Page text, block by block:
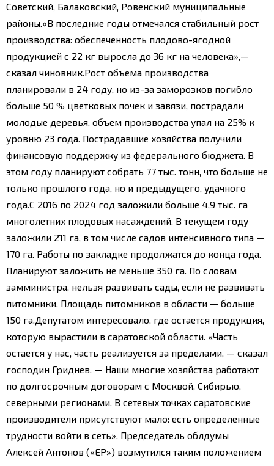
Советский, Балаковский, Ровенский муниципальные
районы.«В последние годы отмечался стабильный рост
производства: обеспеченность плодово-ягодной
продукцией с 22 кг выросла до 36 кг на человека»,—
сказал чиновник.Рост объема производства
планировали в 24 году, но из-за заморозков погибло
больше 50 % цветковых почек и завязи, пострадали
молодые деревья, объем производства упал на 25% к
уровню 23 года. Пострадавшие хозяйства получили
финансовую поддержку из федерального бюджета. В
этом году планируют собрать 77 тыс. тонн, что больше не
только прошлого года, но и предыдущего, удачного
года.С 2016 по 2024 год заложили больше 4,9 тыс. га
многолетних плодовых насаждений. В текущем году
заложили 211 га, в том числе садов интенсивного типа —
170 га. Работы по закладке продолжатся до конца года.
Планируют заложить не меньше 350 га. По словам
замминистра, нельзя развивать сады, если не развивать
питомники. Площадь питомников в области — больше
150 га.Депутатом интересовало, где остается продукция,
которую вырастили в саратовской области. «Часть
остается у нас, часть реализуется за пределами, — сказал
господин Гриднев. — Наши многие хозяйства работают
по долгосрочным договорам с Москвой, Сибирью,
северными регионами. В сетевых точках саратовские
производители присутствуют мало: есть определенные
трудности войти в сеть». Председатель облдумы
Алексей Антонов («ЕР») возмутился таким положением